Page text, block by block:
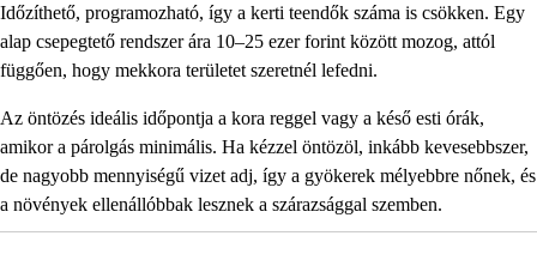
Időzíthető, programozható, így a kerti teendők száma is csökken. Egy
alap csepegtető rendszer ára 10–25 ezer forint között mozog, attól
függően, hogy mekkora területet szeretnél lefedni.
Az öntözés ideális időpontja a kora reggel vagy a késő esti órák,
amikor a párolgás minimális. Ha kézzel öntözöl, inkább kevesebbszer,
de nagyobb mennyiségű vizet adj, így a gyökerek mélyebbre nőnek, és
a növények ellenállóbbak lesznek a szárazsággal szemben.